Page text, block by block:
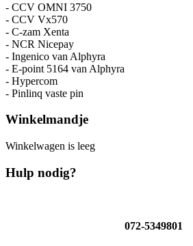
- CCV OMNI 3750
- CCV Vx570
- C-zam Xenta
- NCR Nicepay
- Ingenico van Alphyra
- E-point 5164 van Alphyra
- Hypercom
- Pinlinq vaste pin
Winkelmandje
Winkelwagen is leeg
Hulp nodig?
072-5349801